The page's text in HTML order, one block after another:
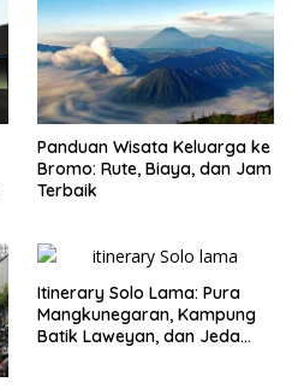
Panduan Wisata Keluarga ke
Bromo: Rute, Biaya, dan Jam
Terbaik
Itinerary Solo Lama: Pura
Mangkunegaran, Kampung
Batik Laweyan, dan Jeda